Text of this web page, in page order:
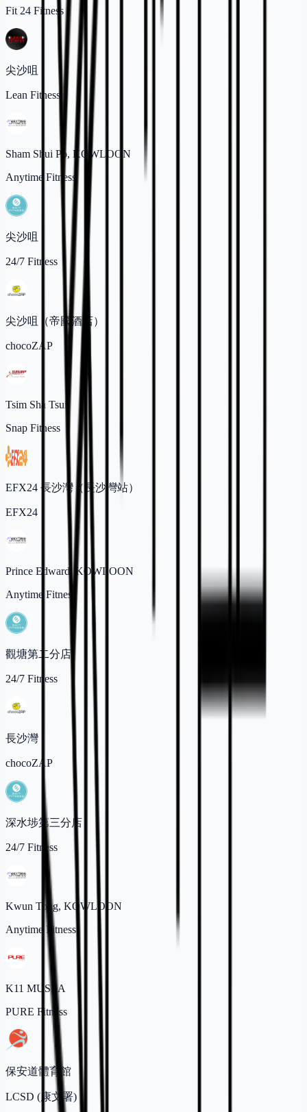
Fit 24 Fitness
尖沙咀
Lean Fitness
Sham Shui Po, KOWLOON
Anytime Fitness
尖沙咀
24/7 Fitness
尖沙咀（帝國酒店）
chocoZAP
Tsim Sha Tsui
Snap Fitness
EFX24 長沙灣（長沙灣站）
EFX24
Prince Edward, KOWLOON
Anytime Fitness
觀塘第二分店
24/7 Fitness
長沙灣
chocoZAP
深水埗第三分店
24/7 Fitness
Kwun Tong, KOWLOON
Anytime Fitness
K11 MUSEA
PURE Fitness
保安道體育館
LCSD (康文署)